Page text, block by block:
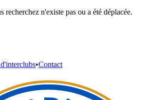
recherchez n'existe pas ou a été déplacée.
•Contact